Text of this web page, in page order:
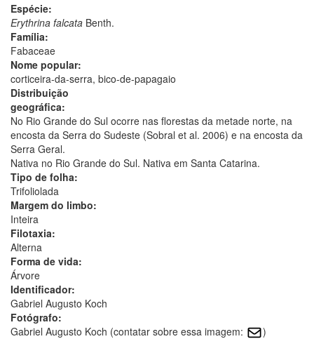
Espécie:
Erythrina falcata Benth.
Família:
Fabaceae
Nome popular:
corticeira-da-serra, bico-de-papagaio
Distribuição
geográfica:
No Rio Grande do Sul ocorre nas florestas da metade norte, na
encosta da Serra do Sudeste (Sobral et al. 2006) e na encosta da
Serra Geral.
Nativa no Rio Grande do Sul. Nativa em Santa Catarina.
Tipo de folha:
Trifoliolada
Margem do limbo:
Inteira
Filotaxia:
Alterna
Forma de vida:
Árvore
Identificador:
Gabriel Augusto Koch
Fotógrafo:
Gabriel Augusto Koch (contatar sobre essa imagem:
)